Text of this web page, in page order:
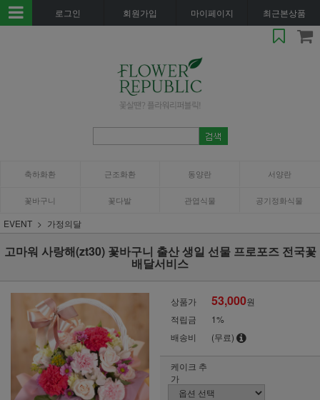
로그인 회원가입 마이페이지 최근본상품
축하화환 근조화환 동양란 서양란
꽃바구니 꽃다발 관엽식물 공기정화식물
EVENT 가정의달
고마워 사랑해(zt30) 꽃바구니 출산 생일 선물 프로포즈 전국꽃
배달서비스
상품가 53,000원
적립금
1%
배송비
(무료)
케이크 추
가